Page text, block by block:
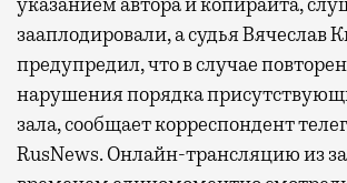
зааплодировали, а судья Вячеслав
предупредил, что в случае
нарушения порядка
зала, сообщает корреспондент
RusNews. Онлайн-трансляцию из